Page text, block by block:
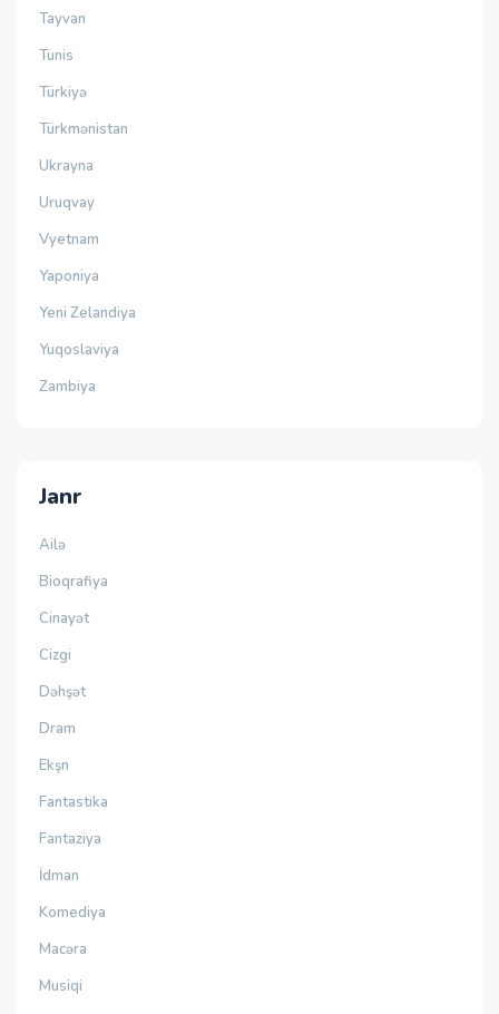
Tayvan
Tunis
Türkiyə
Türkmənistan
Ukrayna
Uruqvay
Vyetnam
Yaponiya
Yeni Zelandiya
Yuqoslaviya
Zambiya
Janr
Ailə
Bioqrafiya
Cinayət
Cizgi
Dəhşət
Dram
Ekşn
Fantastika
Fantaziya
İdman
Komediya
Macəra
Musiqi